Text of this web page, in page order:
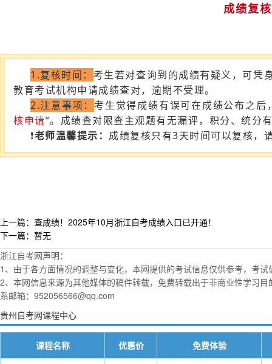
成绩复核
1.复核时间： 考生若对查询到的成绩有疑义，可凭
教育考试机构申请成绩查对，逾期不受理。
2.注意事项：考生觉得成绩有误可在成绩公布之后
核申请”。成绩查对限查主观题有无漏评，积分、统分
❗老师温馨提示： 成绩复核只有3天时间可以复核，
上一篇：查成绩！2025年10月浙江自考成绩入口已开通！
下一篇：暂无
浙江自考网声明：
1、由于各方面情况的调整与变化，本网提供的考试信息仅供参考，考
2、本网信息来源为其他媒体的稿件转载，免费转载出于非商业性学习
系邮箱：952056566@qq.com
贵州自考网课程中心
课程名称 优惠价 免费体验